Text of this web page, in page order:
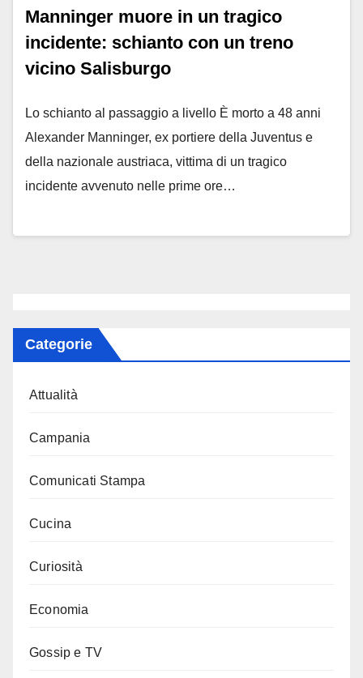
Manninger muore in un tragico
incidente: schianto con un treno
vicino Salisburgo
Lo schianto al passaggio a livello È morto a 48 anni
Alexander Manninger, ex portiere della Juventus e
della nazionale austriaca, vittima di un tragico
incidente avvenuto nelle prime ore…
Categorie
Attualità
Campania
Comunicati Stampa
Cucina
Curiosità
Economia
Gossip e TV